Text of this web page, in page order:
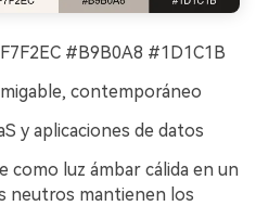
#B9B0A8 #1D1C1B
contemporáneo
y aplicaciones de datos
como luz ámbar cálida en un
neutros mantienen los